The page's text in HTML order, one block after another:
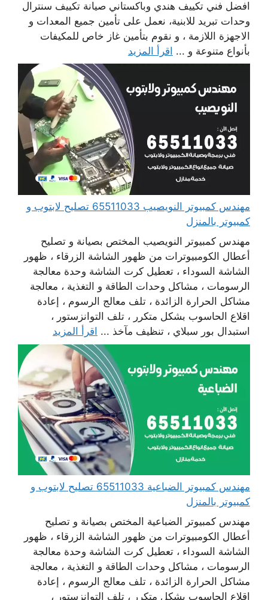
افضل فني تكييف هندي وباكستاني صيانة تكييف سنترال
وحدات تبريد للابنية، نعمل على تأمين جميع المعدات و
الاجهزة اللازمة ، و نقوم بتأمين غاز خاص للمكيفات
بأنواع متنوعة و ... اقرأ المزيد
مهندس كمبيوتر النويصيب 65511033 تصليح لابتوب و
كمبيوتر بالمنزل
مهندس كمبيوتر النويصيب المختص بصيانة و تصليح
أعطال الكومبيوترات من ظهور الشاشة الزرقاء ، ظهور
الشاشة السوداء ، تعطيل كرت الشاشة وحدة معالجة
الرسومات ، مشاكل وحدات الطاقة و التغذية ، معالجة
مشاكل الحرارة الزائدة ، تلف معالج الرسوم ، إعادة
اقلاع الحاسوب بشكل متكرر ، تلف التوانزستور ،
استبدال بور سبلاي ، تنظيف مآخذ ... اقرأ المزيد
مهندس كمبيوتر الضباعية 65511033 تصليح لابتوب و
كمبيوتر بالمنزل
مهندس كمبيوتر الضباعية المختص بصيانة و تصليح
أعطال الكومبيوترات من ظهور الشاشة الزرقاء ، ظهور
الشاشة السوداء ، تعطيل كرت الشاشة وحدة معالجة
الرسومات ، مشاكل وحدات الطاقة و التغذية ، معالجة
مشاكل الحرارة الزائدة ، تلف معالج الرسوم ، إعادة
اقلاع الحاسوب بشكل متكرر ، تلف التوانزستور ،